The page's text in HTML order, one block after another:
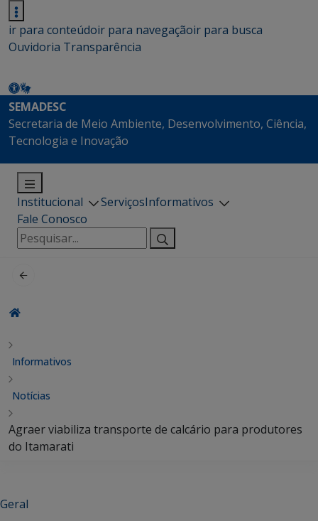
ir para conteúdoir para navegaçãoir para busca
Ouvidoria Transparência
SEMADESC
Secretaria de Meio Ambiente, Desenvolvimento, Ciência,
Tecnologia e Inovação
Institucional ServiçosInformativos
Fale Conosco
Pesquisar
por:
Informativos
Notícias
Agraer viabiliza transporte de calcário para produtores
do Itamarati
Geral